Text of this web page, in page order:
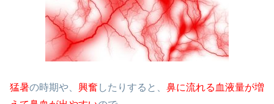
猛暑の時期や、 興奮 したりすると、 鼻に流れる血液量が増